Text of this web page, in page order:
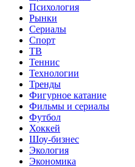
Психология
Рынки
Сериалы
Спорт
ТВ
Теннис
Технологии
Тренды
Фигурное катание
Фильмы и сериалы
Футбол
Хоккей
Шоу-бизнес
Экология
Экономика